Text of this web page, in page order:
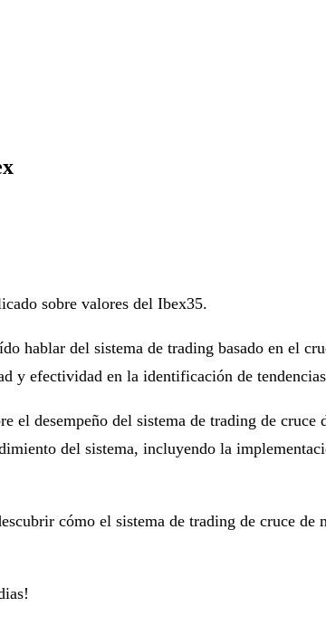
sobre valores del Ibex35.
hablar del sistema de trading basado en el
y efectividad en la identificación de
el desempeño del sistema de trading de
del sistema, incluyendo la
cómo el sistema de trading de cruce de